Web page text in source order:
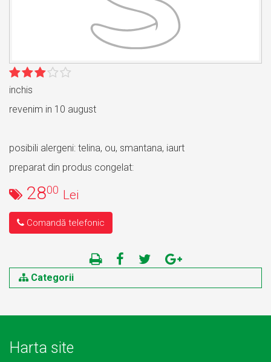
inchis
revenim in 10 august
posibili alergeni: telina, ou, smantana, iaurt
preparat din produs congelat:
2800 Lei
Comandă telefonic
Categorii
Harta site